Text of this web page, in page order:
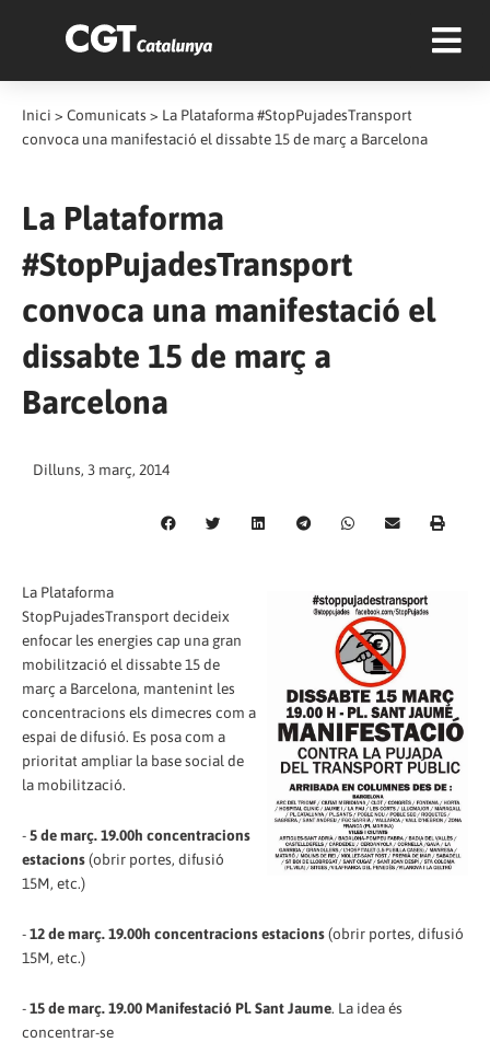
Inici > Comunicats > La Plataforma #StopPujadesTransport
convoca una manifestació el dissabte 15 de març a Barcelona
La Plataforma
#StopPujadesTransport
convoca una manifestació el
dissabte 15 de març a
Barcelona
Dilluns, 3 març, 2014
La Plataforma
StopPujadesTransport decideix
enfocar les energies cap una gran
mobilització el dissabte 15 de
març a Barcelona, mantenint les
concentracions els dimecres com a
espai de difusió. Es posa com a
prioritat ampliar la base social de
la mobilització.
-5 de març. 19.00h concentracions
estacions(obrir portes, difusió
15M, etc.)
-12 de març. 19.00h concentracions estacions(obrir portes, difusió
15M, etc.)
-15 de març. 19.00 Manifestació Pl. Sant Jaume. La idea és
concentrar-se